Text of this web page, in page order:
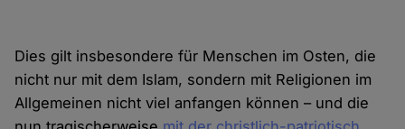
Dies gilt insbesondere für Menschen im Osten, die
nicht nur mit dem Islam, sondern mit Religionen im
Allgemeinen nicht viel anfangen können – und die